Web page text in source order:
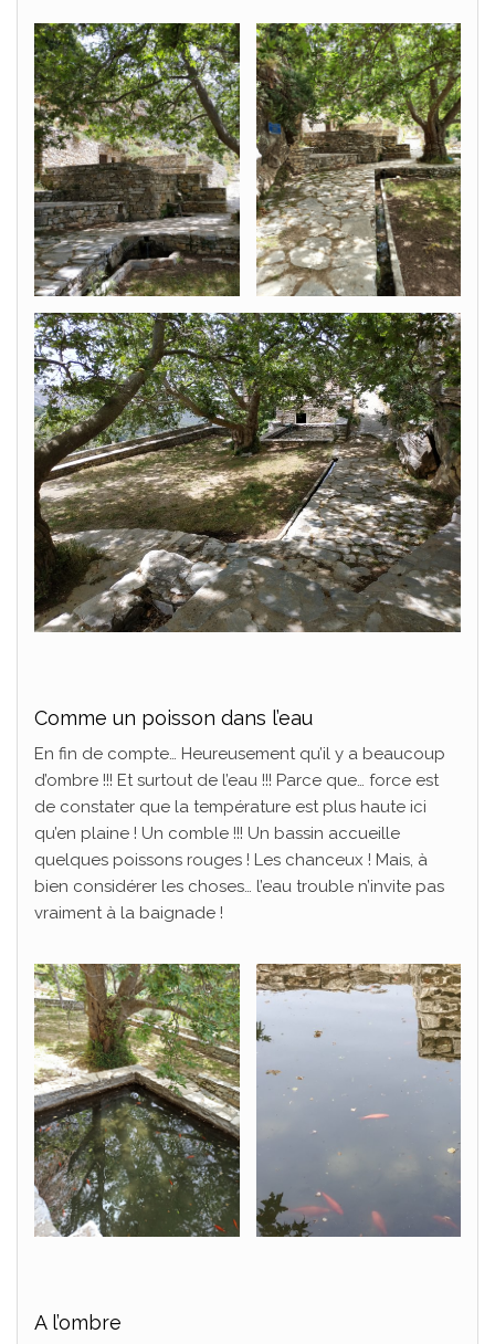
Comme un poisson dans l’eau
En fin de compte… Heureusement qu’il y a beaucoup
d’ombre !!! Et surtout de l’eau !!! Parce que… force est
de constater que la température est plus haute ici
qu’en plaine ! Un comble !!! Un bassin accueille
quelques poissons rouges ! Les chanceux ! Mais, à
bien considérer les choses… l’eau trouble n’invite pas
vraiment à la baignade !
A l’ombre